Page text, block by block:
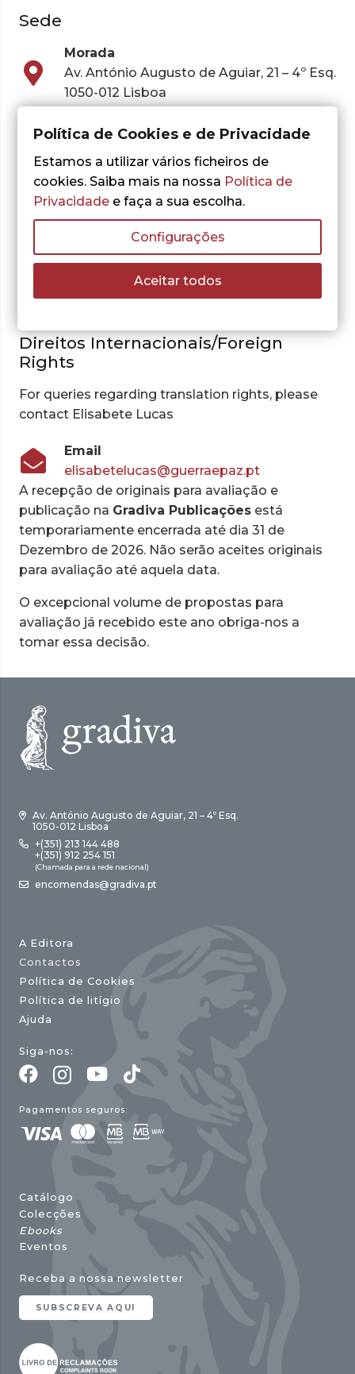
Sede
Morada
Av. António Augusto de Aguiar, 21 – 4º Esq.
1050-012 Lisboa
Telefone213 144 488 | 912 254 151
encomendas@gradiva.pt
Nº Contribuinte
501178031
Direitos Internacionais/Foreign
Rights
For queries regarding translation rights, please
contact Elisabete Lucas
Email
elisabetelucas@guerraepaz.pt
A recepção de originais para avaliação e
publicação na Gradiva Publicações está
temporariamente encerrada até dia 31 de
Dezembro de 2026. Não serão aceites originais
para avaliação até aquela data.
O excepcional volume de propostas para
avaliação já recebido este ano obriga-nos a
tomar essa decisão.
Av. António Augusto de Aguiar, 21 – 4º Esq.
1050-012 Lisboa
+(351) 213 144 488
+(351) 912 254 151
(Chamada para a rede nacional)
encomendas@gradiva.pt
A Editora
Contactos
Política de Cookies
Política de litígio
Ajuda
Siga-nos:
Pagamentos seguros:
Catálogo
Colecções
Ebooks
Eventos
Receba a nossa newsletter
SUBSCREVA AQUI
Política de Cookies e de Privacidade
Estamos a utilizar vários ficheiros de
cookies. Saiba mais na nossa Política de
Privacidade e faça a sua escolha.
Configurações
Aceitar todos